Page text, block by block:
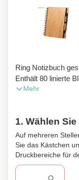
Ring Notizbuch
Enthält 80 linierte
passendem
Mehr
1. Wählen
Auf mehreren
Sie das Kästchen
Druckbereiche für